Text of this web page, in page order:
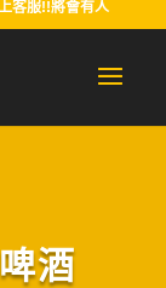
客服!!將會有人
酒